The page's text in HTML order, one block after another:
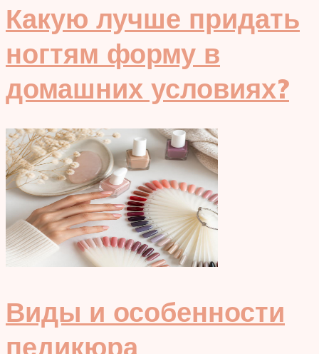
Какую лучше придать
ногтям форму в
домашних условиях?
Виды и особенности
педикюра